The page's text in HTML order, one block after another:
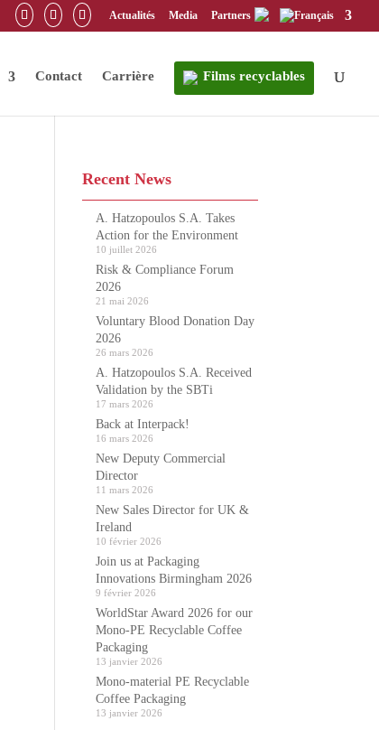
Actualités Media Partners
Contact Carrière Films recyclables
Recent News
A. Hatzopoulos S.A. Takes
Action for the Environment
10 juillet 2026
Risk & Compliance Forum
2026
21 mai 2026
Voluntary Blood Donation Day
2026
26 mars 2026
A. Hatzopoulos S.A. Received
Validation by the SBTi
17 mars 2026
Back at Interpack!
16 mars 2026
New Deputy Commercial
Director
11 mars 2026
New Sales Director for UK &
Ireland
10 février 2026
Join us at Packaging
Innovations Birmingham 2026
9 février 2026
WorldStar Award 2026 for our
Mono-PE Recyclable Coffee
Packaging
13 janvier 2026
Mono-material PE Recyclable
Coffee Packaging
13 janvier 2026